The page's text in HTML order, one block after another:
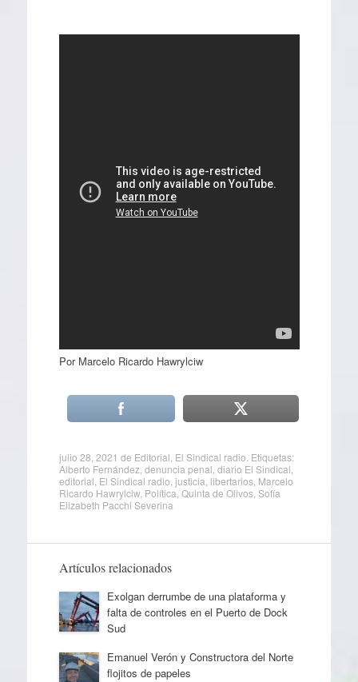
Por Marcelo Ricardo Hawrylciw
julio 28, 2021 de Editorial El Sindical radio . Etiquetas:
Alberto Fernández, denuncia penal diario El Sindical
editorial El Sindical radio justicia libertarios, Marcelo
Ricardo Hawrylciw, Política Quinta de Olivos, Sofía
Elizabeth Pacchi Severina
Artículos relacionados
Exolgan derrumbe de una plataforma y
falta de controles en el Puerto de Dock
Sud
Emanuel Verón y Constructora del Norte
flojitos de papeles